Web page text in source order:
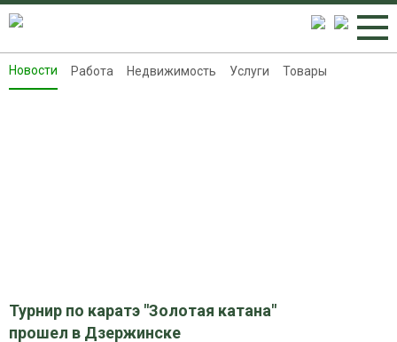
Новости
Новости Работа Недвижимость Услуги Товары
Турнир по каратэ "Золотая катана"
прошел в Дзержинске